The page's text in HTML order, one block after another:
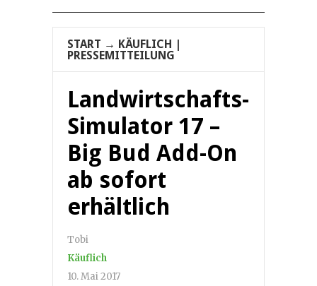
START → KÄUFLICH
PRESSEMITTEILUNG
Landwirtschafts-
Simulator 17 –
Big Bud Add-On
ab sofort
erhältlich
Tobi
Käuflich
10. Mai 2017